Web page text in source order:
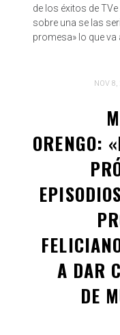
de los éxitos de
sobre una se las
promesa» lo que va
NOV 8,
ORENGO:
A DAR
DE